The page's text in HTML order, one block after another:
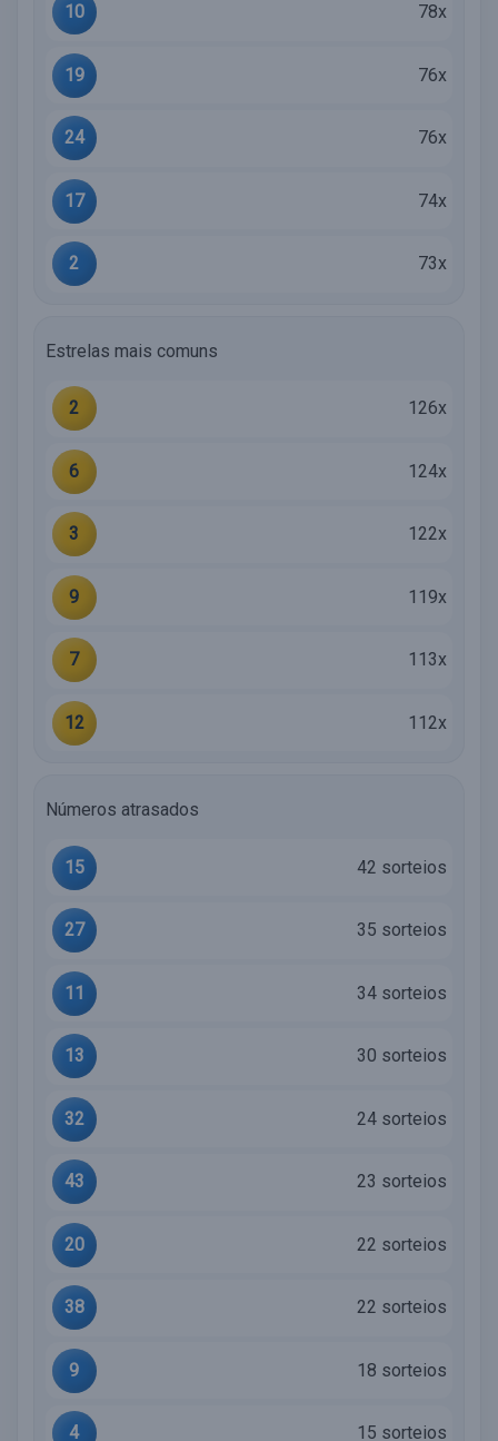
10 78x
19 76x
24 76x
17 74x
2 73x
Estrelas mais comuns
2 126x
6 124x
3 122x
9 119x
7 113x
12 112x
Números atrasados
15 42 sorteios
27 35 sorteios
11 34 sorteios
13 30 sorteios
32 24 sorteios
43 23 sorteios
20 22 sorteios
38 22 sorteios
9 18 sorteios
4 15 sorteios